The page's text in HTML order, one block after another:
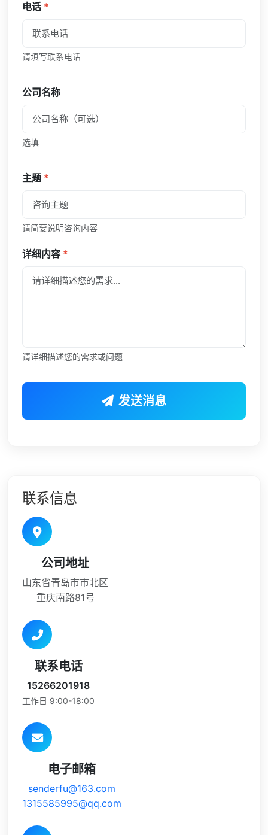
电话 *
请填写联系电话
公司名称
选填
主题 *
请简要说明咨询内容
详细内容 *
请详细描述您的需求或问题
发送消息
联系信息
公司地址
山东省青岛市市北区
重庆南路81号
联系电话
15266201918
工作日 9:00-18:00
电子邮箱
senderfu@163.com
1315585995@qq.com